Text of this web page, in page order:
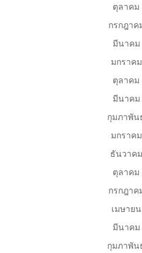
ตุลาคม
กรกฎาค
มีนาคม
มกราค
ตุลาคม
มีนาคม
กุมภาพัน
มกราค
ธันวาค
ตุลาคม
กรกฎาค
เมษาย
มีนาคม
กุมภาพัน